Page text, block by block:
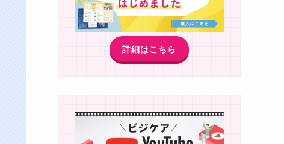
詳細はこちら